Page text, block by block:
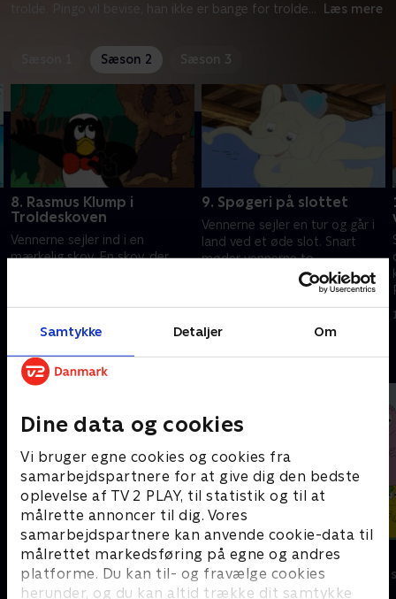
Samtykke Detaljer Om
Dine data og cookies
Vi bruger egne cookies og cookies fra
samarbejdspartnere for at give dig den bedste
oplevelse af TV 2 PLAY, til statistik og til at
målrette annoncer til dig. Vores
samarbejdspartnere kan anvende cookie-data til
målrettet markedsføring på egne og andres
platforme. Du kan til- og fravælge cookies
herunder, og du kan altid trække dit samtykke
trolde. Pingo vil bevise, han ikke er bange for trolde... Læs mere
Sæson 2 Sæson 3
8. Rasmus Klump i
Troldeskoven
Vennerne sejler ind i en
mærkelig skov. En skov, der
går først i land.
9. Spøgeri på slottet
Vennerne sejler en tur og går i
land ved et øde slot. Snart
møder vennerne to
slotsspøgelser, som viser dem
slottets hemmeligheder.
Andre så også
Gurli Gris
Børneserier • 4 sæsoner
Barbapapa
Børneserier • 1